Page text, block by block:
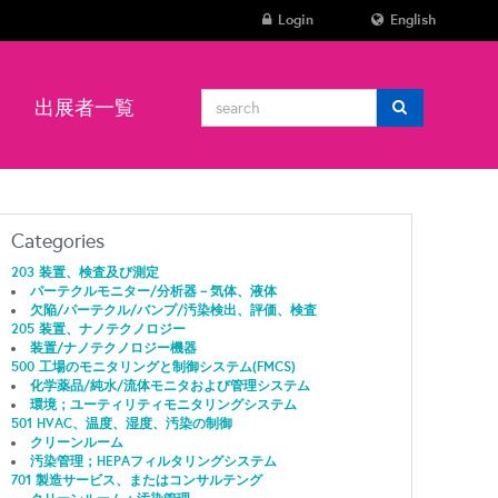
English
Login
出展者一覧
Categories
203 装置、検査及び測定
パーテクルモニター/分析器－気体、液体
欠陥/パーテクル/バンプ/汚染検出、評価、検査
205 装置、ナノテクノロジー
装置/ナノテクノロジー機器
500 工場のモニタリングと制御システム(FMCS)
化学薬品/純水/流体モニタおよび管理システム
環境；ユーティリティモニタリングシステム
501 HVAC、温度、湿度、汚染の制御
クリーンルーム
汚染管理；HEPAフィルタリングシステム
701 製造サービス、またはコンサルテング